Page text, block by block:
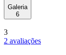
Galeria
6
3
2 avaliações